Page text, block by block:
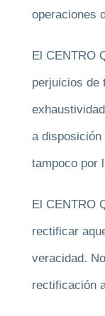
operaciones
El CENTRO
perjuicios de
a
tampoco por
El CENTRO
rectificar
veracidad.
rectificación